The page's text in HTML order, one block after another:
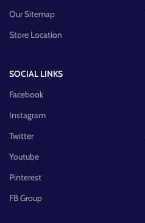
Our Sitemap
Store Location
SOCIAL LINKS
Facebook
Instagram
Twitter
Youtube
Pinterest
FB Group